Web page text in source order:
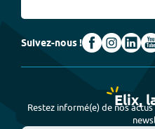
Suivez-nous !
Elix,
Restez informé(e) de nos